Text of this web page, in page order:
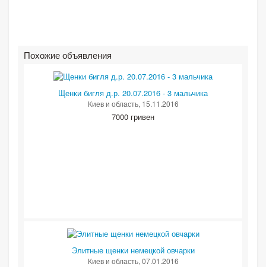
Похожие объявления
Щенки бигля д.р. 20.07.2016 - 3 мальчика
Киев и область, 15.11.2016
7000 гривен
Элитные щенки немецкой овчарки
Киев и область, 07.01.2016